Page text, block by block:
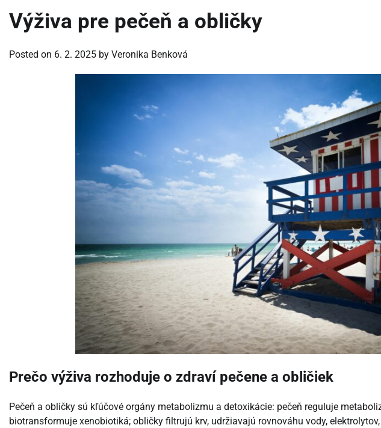
Výživa pre pečeň a obličky
Posted on 6. 2. 2025 by Veronika Benková
Prečo výživa rozhoduje o zdraví pečene a obličiek
Pečeň a obličky sú kľúčové orgány metabolizmu a detoxikácie: pečeň reguluje
biotransformuje xenobiotiká; obličky filtrujú krv, udržiavajú rovnováhu vody,